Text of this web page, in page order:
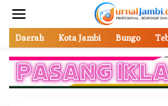
Daerah Kota Jambi Bungo